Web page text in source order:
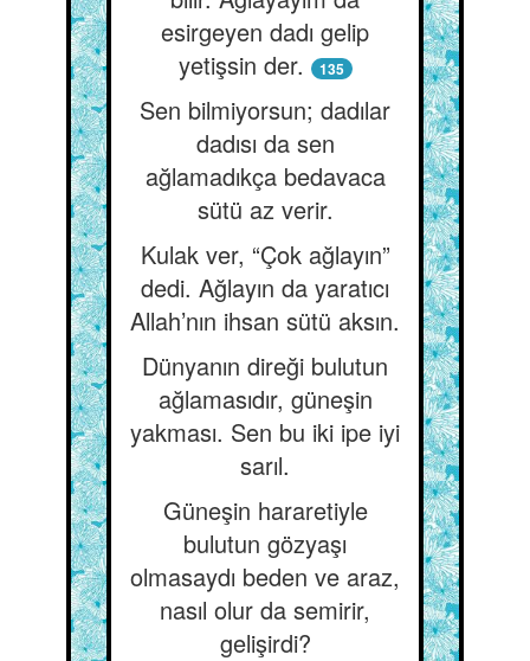
esirgeyen dadı gelip
yetişsin der.
135
Sen bilmiyorsun; dadılar
dadısı da sen
ağlamadıkça bedavaca
sütü az verir.
Kulak ver, “Çok ağlayın”
dedi. Ağlayın da yaratıcı
Allah’nın ihsan sütü aksın.
Dünyanın direği bulutun
ağlamasıdır, güneşin
yakması. Sen bu iki ipe iyi
sarıl.
Güneşin hararetiyle
bulutun gözyaşı
olmasaydı beden ve araz,
nasıl olur da semirir,
gelişirdi?